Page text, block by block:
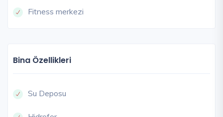
Fitness merkezi
Bina Özellikleri
Su Deposu